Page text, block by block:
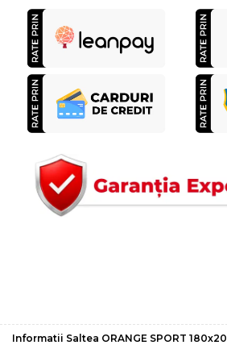
Informatii Saltea ORANGE SPORT